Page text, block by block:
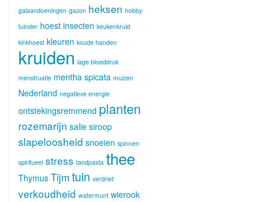
galaandoeningen gazon heksen hobby
tuinder hoest insecten keukenkruid
kinkhoest kleuren koude handen
kruiden lage bloeddruk
menstruatie mentha spicata muizen
Nederland negatieve energie
ontstekingsremmend planten
rozemarijn salie siroop
slapeloosheid snoeien spinnen
spiritueel stress tandpasta thee
Thymus Tijm tuin verdriet
verkoudheid watermunt wierook